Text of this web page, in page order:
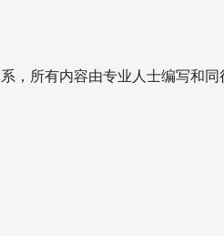
，所有内容由专业人士编写和同